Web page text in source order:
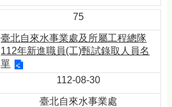
75
臺北⾃來⽔事業處及所屬⼯程總隊
112年新進職員(⼯)甄試錄取⼈員名
單
112-08-30
臺北自來水事業處